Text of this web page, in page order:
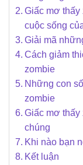
Giấc mơ thấy
cuộc sống
Giải mã
Cách giảm
zombie
Những con
zombie
Giấc mơ thấy
chúng
Khi nào bạn
Kết luận